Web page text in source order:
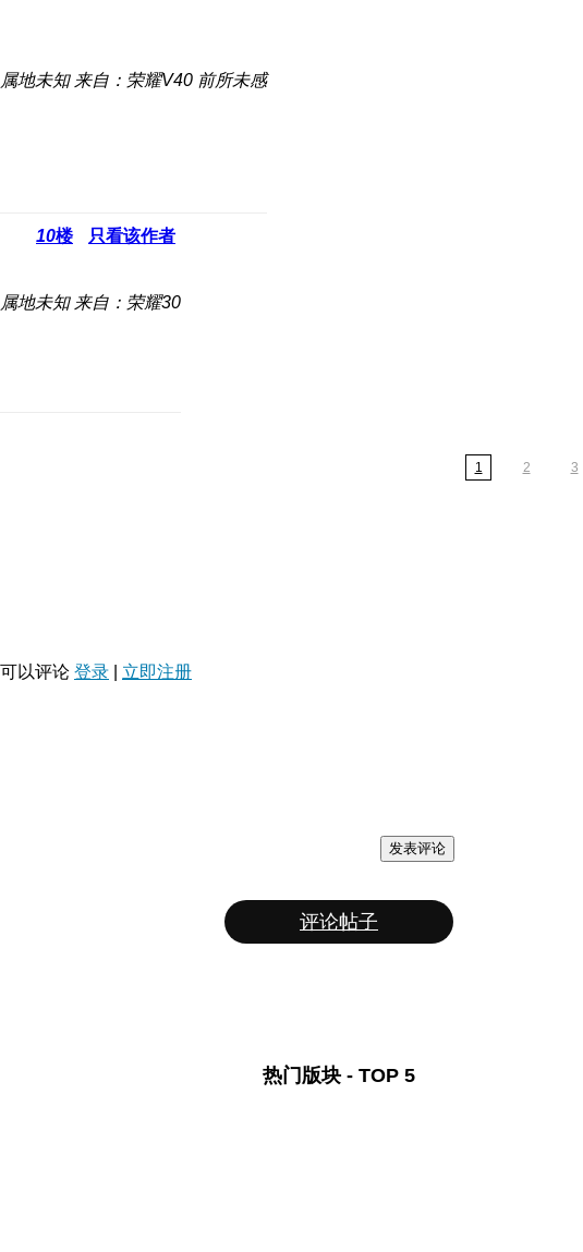
属地未知 来自：荣耀V40 前所未感
10楼 只看该作者
属地未知 来自：荣耀30
1 2 3
以评论 登录 立即注册
发表评论
评论帖子
热门版块 - TOP 5